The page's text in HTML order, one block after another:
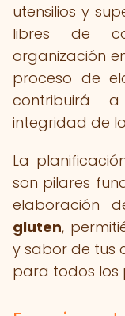
utensilios y
libres de
organización
proceso de
contribuirá
integridad de
La
son pilares
elaboración
gluten,
y sabor de tus
para todos los